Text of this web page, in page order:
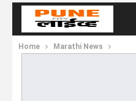
Home Marathi News